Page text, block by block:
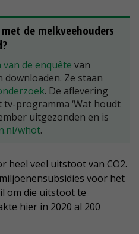
de melkveehouders
de enquête van
downloaden. Ze staan
. De aflevering
programma ‘Wat houdt
uitgezonden en is
whot.
heel veel uitstoot van CO2.
voor het
om die uitstoot te
hier in 2020 al 200